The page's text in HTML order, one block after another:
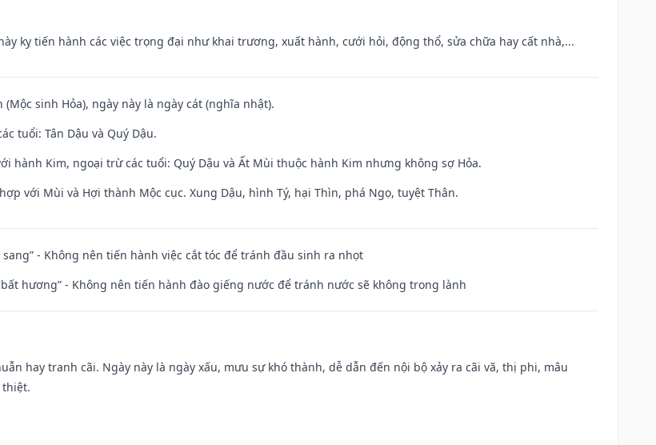
kỵ tiến hành các việc trọng đại như khai trương, xuất hành, cưới hỏi, động thổ, sửa chữa hay cất nhà,...
(Mộc sinh Hỏa), ngày này là ngày cát (nghĩa nhật).
tuổi: Tân Dậu và Quý Dậu.
hành Kim, ngoại trừ các tuổi: Quý Dậu và Ất Mùi thuộc hành Kim nhưng không sợ Hỏa.
với Mùi và Hợi thành Mộc cục. Xung Dậu, hình Tý, hại Thìn, phá Ngọ, tuyệt Thân.
- Không nên tiến hành việc cắt tóc để tránh đầu sinh ra nhọt
hương” - Không nên tiến hành đào giếng nước để tránh nước sẽ không trong lành
hay tranh cãi. Ngày này là ngày xấu, mưu sự khó thành, dễ dẫn đến nội bộ xảy ra cãi vã, thị phi, mâu
thiệt.